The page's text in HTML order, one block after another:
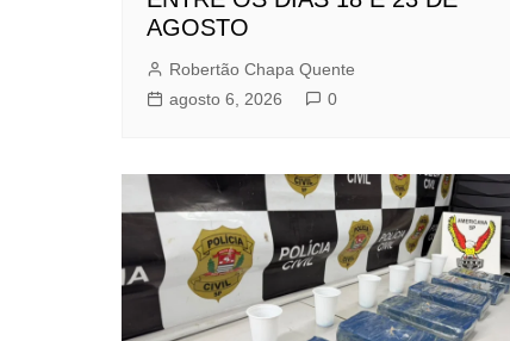
AGOSTO
Robertão Chapa Quente
agosto 6, 2026
0